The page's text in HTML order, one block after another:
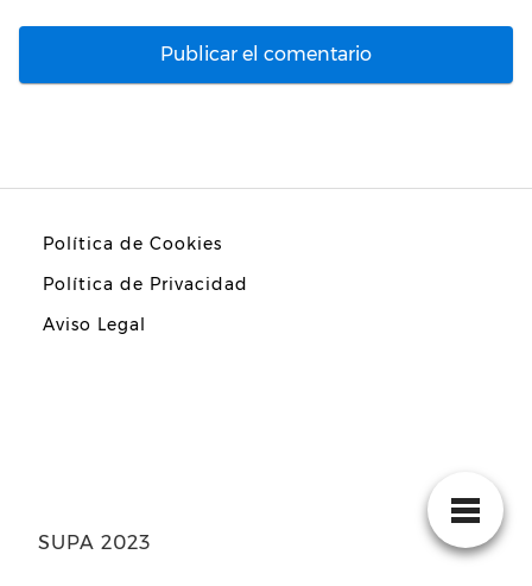
Política de Cookies
Política de Privacidad
Aviso Legal
SUPA 2023